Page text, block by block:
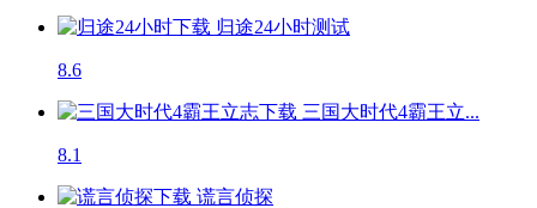
归途24小时测试
8.6
三国大时代4霸王立...
8.1
谎言侦探